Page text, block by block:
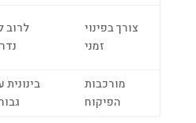
צורך בפינוי
זמני
לרוב
מורכבות
הפיקוח
בינונית